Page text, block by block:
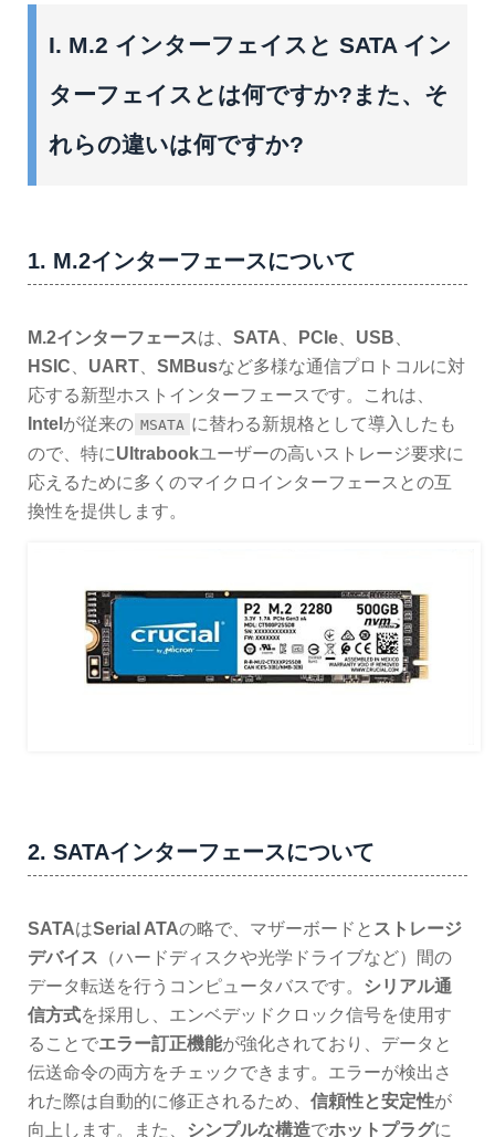
I. M.2 インターフェイスと SATA イン
ターフェイスとは何ですか?また、そ
れらの違いは何ですか?
1. M.2インターフェースについて
M.2インターフェースは、 SATA PCIe USB
HSIC
UART SMBusなど多様な通信プロトコルに対
応する新型ホストインターフェースです。これは、
Intel が従来の MSATA に替わる新規格として導入したも
ので、特にUltrabookユーザーの高いストレージ要求に
応えるために多くのマイクロインターフェースとの互
換性を提供します。
2. SATAインターフェースについて
SATAはSerial ATAの略で、マザーボードと ストレージ
デバイス （ハードディスクや光学ドライブなど）間の
データ転送を行うコンピュータバスです。
シリアル通
信方式を採用し、エンベデッドクロック信号を使用す
ることでエラー訂正機能が強化されており、データと
伝送命令の両方をチェックできます。エラーが検出さ
れた際は自動的に修正されるため、 信頼性と安定性が
向上します。また、
シンプルな構造でホットプラグに